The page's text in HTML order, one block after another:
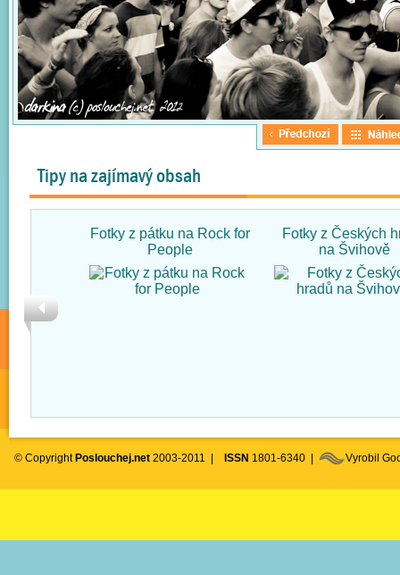
Tipy na zajímavý obsah
Fotky z pátku na Rock for
People
Fotky z Českých
na Švihově
© Copyright Poslouchej.net 2003-2011 | ISSN 1801-6340 | Vyrobil